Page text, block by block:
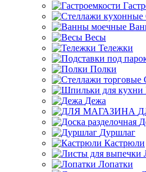
Весы
Тележки
Полки
Дежа
Дуршлаг
Кастрюли
Лопатки